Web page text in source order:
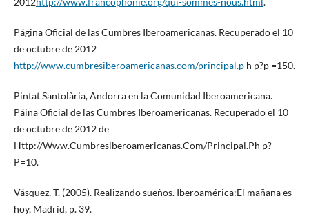
Página Oficial de las Cumbres Iberoamericanas. Recuperado el 10
de octubre de 2012
http://www.cumbresiberoamericanas.com/principal.ph p?p =150.
Pintat Santolària, Andorra en la Comunidad Iberoamericana.
Páina Oficial de las Cumbres Iberoamericanas. Recuperado el 10
de octubre de 2012 de
Http://Www.Cumbresiberoamericanas.Com/Principal.Ph p?
P=10.
Vásquez, T. (2005). Realizando sueños. Iberoamérica:El mañana es
hoy, Madrid, p. 39.